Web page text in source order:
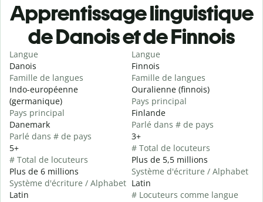
Apprentissage linguistique
de Danois et de Finnois
Langue
Danois
Famille de langues
Indo-européenne
(germanique)
Pays principal
Danemark
Parlé dans # de pays
5+
# Total de locuteurs
Plus de 6 millions
Système d'écriture / Alphabet
Latin
Langue
Finnois
Famille de langues
Ouralienne (finnois)
Pays principal
Finlande
Parlé dans # de pays
3+
# Total de locuteurs
Plus de 5,5 millions
Système d'écriture / Alphabet
Latin
# Locuteurs comme langue